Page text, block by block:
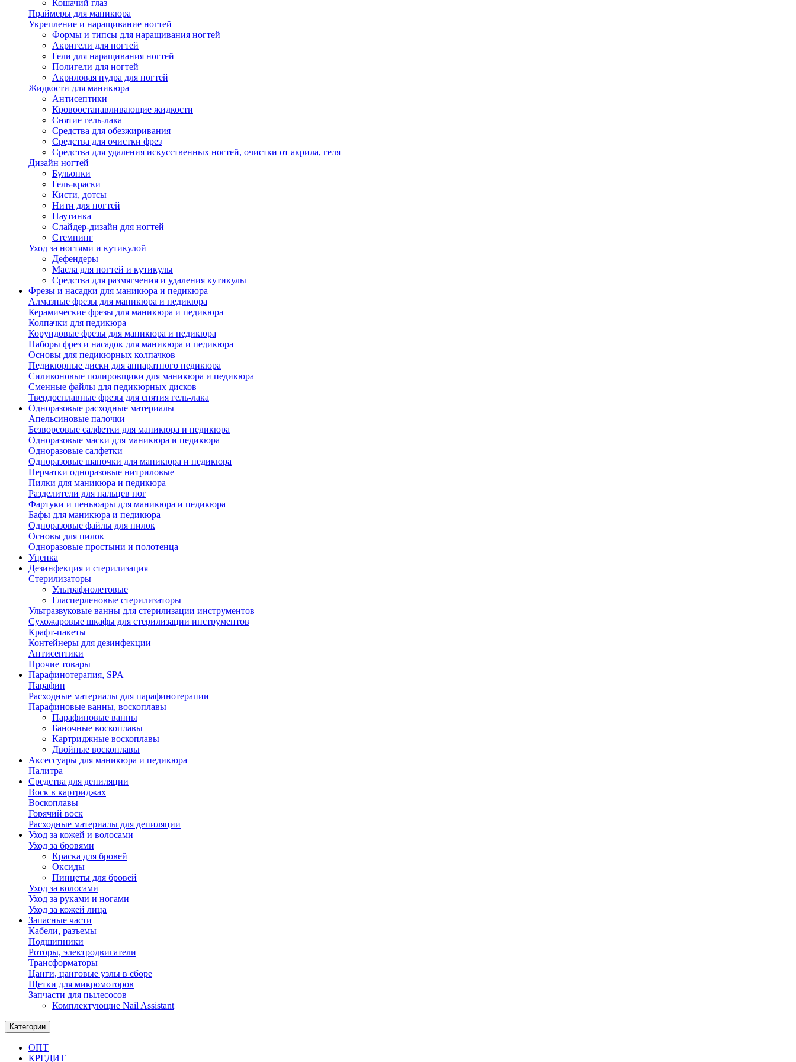
Кошачий глаз
Праймеры для маникюра
Укрепление и наращивание ногтей
Формы и типсы для наращивания ногтей
Акригели для ногтей
Гели для наращивания ногтей
Полигели для ногтей
Акриловая пудра для ногтей
Жидкости для маникюра
Антисептики
Кровоостанавливающие жидкости
Снятие гель-лака
Средства для обезжиривания
Средства для очистки фрез
Средства для удаления искусственных ногтей, очистки от акрила, геля
Дизайн ногтей
Бульонки
Гель-краски
Кисти, дотсы
Нити для ногтей
Паутинка
Слайдер-дизайн для ногтей
Стемпинг
Уход за ногтями и кутикулой
Дефендеры
Масла для ногтей и кутикулы
Средства для размягчения и удаления кутикулы
Фрезы и насадки для маникюра и педикюра
Алмазные фрезы для маникюра и педикюра
Керамические фрезы для маникюра и педикюра
Колпачки для педикюра
Корундовые фрезы для маникюра и педикюра
Наборы фрез и насадок для маникюра и педикюра
Основы для педикюрных колпачков
Педикюрные диски для аппаратного педикюра
Силиконовые полировщики для маникюра и педикюра
Сменные файлы для педикюрных дисков
Твердосплавные фрезы для снятия гель-лака
Одноразовые расходные материалы
Апельсиновые палочки
Безворсовые салфетки для маникюра и педикюра
Одноразовые маски для маникюра и педикюра
Одноразовые салфетки
Одноразовые шапочки для маникюра и педикюра
Перчатки одноразовые нитриловые
Пилки для маникюра и педикюра
Разделители для пальцев ног
Фартуки и пеньюары для маникюра и педикюра
Бафы для маникюра и педикюра
Одноразовые файлы для пилок
Основы для пилок
Одноразовые простыни и полотенца
Уценка
Дезинфекция и стерилизация
Стерилизаторы
Ультрафиолетовые
Гласперленовые стерилизаторы
Ультразвуковые ванны для стерилизации инструментов
Сухожаровые шкафы для стерилизации инструментов
Крафт-пакеты
Контейнеры для дезинфекции
Антисептики
Прочие товары
Парафинотерапия, SPA
Парафин
Расходные материалы для парафинотерапии
Парафиновые ванны, воскоплавы
Парафиновые ванны
Баночные воскоплавы
Картриджные воскоплавы
Двойные воскоплавы
Аксессуары для маникюра и педикюра
Палитра
Средства для депиляции
Воск в картриджах
Воскоплавы
Горячий воск
Расходные материалы для депиляции
Уход за кожей и волосами
Уход за бровями
Краска для бровей
Оксиды
Пинцеты для бровей
Уход за волосами
Уход за руками и ногами
Уход за кожей лица
Запасные части
Кабели, разъемы
Подшипники
Роторы, электродвигатели
Трансформаторы
Цанги, цанговые узлы в сборе
Щетки для микромоторов
Запчасти для пылесосов
Комплектующие Nail Assistant
Категории
ОПТ
КРЕДИТ